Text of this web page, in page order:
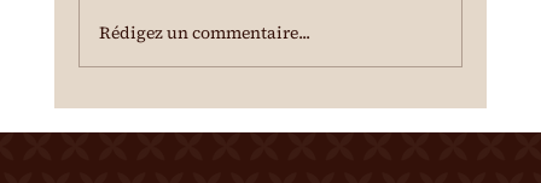
Rédigez un commentaire...